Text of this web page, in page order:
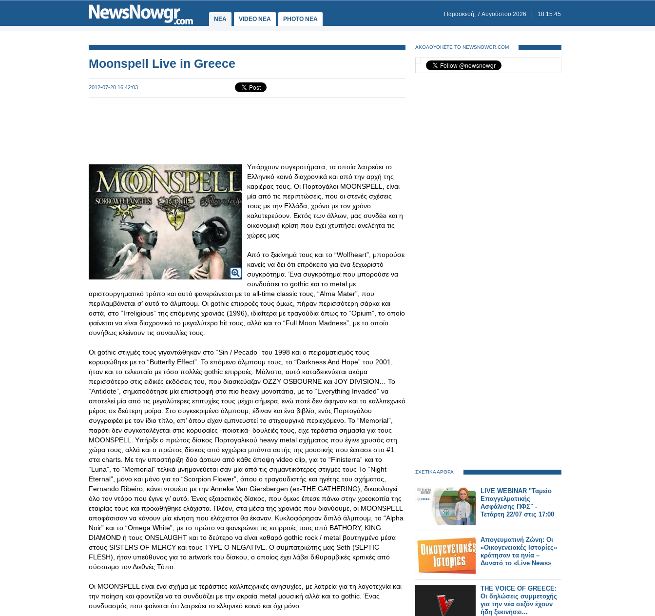
ΝΕΑ VIDEO NEA PHOTO NEA
Παρασκευή, 7 Αυγούστου 2026 18:15:46
Moonspell Live in Greece
2012-07-20 16:42:03
Υπάρχουν συγκροτήματα, τα οποία λατρεύει το
Ελληνικό κοινό διαχρονικά και από την αρχή της
καριέρας τους. Οι Πορτογάλοι MOONSPELL, είναι
μία από τις περιπτώσεις, που οι στενές σχέσεις
τους με την Ελλάδα, χρόνο με τον χρόνο
καλυτερεύουν. Εκτός των άλλων, μας συνδέει και η
οικονομική κρίση που έχει χτυπήσει ανελέητα τις
χώρες μας
Από το ξεκίνημά τους και το “Wolfheart”, μπορούσε
κανείς να δει ότι επρόκειτο για ένα ξεχωριστό
συγκρότημα. Ένα συγκρότημα που μπορούσε να
συνδυάσει το gothic και το metal με
αριστουργηματικό τρόπο και αυτό φανερώνεται με το all-time classic τους, “Alma Mater”, που
περιλαμβάνεται σ’ αυτό το άλμπουμ. Οι gothic επιρροές τους όμως, πήραν περισσότερη σάρκα και
οστά, στο “Irreligious” της επόμενης χρονιάς (1996), ιδιαίτερα με τραγούδια όπως το “Opium”, το οποίο
φαίνεται να είναι διαχρονικά το μεγαλύτερο hit τους, αλλά και το “Full Moon Madness”, με το οποίο
συνήθως κλείνουν τις συναυλίες τους.
Οι gothic στιγμές τους γιγαντώθηκαν στο “Sin / Pecado” του 1998 και ο πειραματισμός τους
κορυφώθηκε με το “Butterfly Effect”. Το επόμενο άλμπουμ τους, το “Darkness And Hope” του 2001,
ήταν και το τελευταίο με τόσο πολλές gothic επιρροές. Μάλιστα, αυτό καταδεικνύεται ακόμα
περισσότερο στις ειδικές εκδόσεις του, που διασκεύαζαν OZZY OSBOURNE και JOY DIVISION… Το
“Antidote”, σηματοδότησε μία επιστροφή στα πιο heavy μονοπάτια, με το “Everything Invaded” να
αποτελεί μία από τις μεγαλύτερες επιτυχίες τους μέχρι σήμερα, ενώ ποτέ δεν άφηναν και το καλλιτεχνικό
μέρος σε δεύτερη μοίρα. Στο συγκεκριμένο άλμπουμ, έδιναν και ένα βιβλίο, ενός Πορτογάλου
συγγραφέα με τον ίδιο τίτλο, απ’ όπου είχαν εμπνευστεί το στιχουργικό περιεχόμενο. Το “Memorial”,
παρότι δεν συγκαταλέγεται στις κορυφαίες -ποιοτικά- δουλειές τους, είχε τεράστια σημασία για τους
MOONSPELL. Υπήρξε ο πρώτος δίσκος Πορτογαλικού heavy metal σχήματος που έγινε χρυσός στη
χώρα τους, αλλά και ο πρώτος δίσκος από εγχώρια μπάντα αυτής της μουσικής που έφτασε στο #1
στα charts. Με την υποστήριξη δύο άρτιων από κάθε άποψη video clip, για το “Finisterra” και το
“Luna”, το “Memorial” τελικά μνημονεύεται σαν μία από τις σημαντικότερες στιγμές τους Το “Night
Eternal”, μόνο και μόνο για το “Scorpion Flower”, όπου ο τραγουδιστής και ηγέτης του σχήματος,
Fernando Ribeiro, κάνει ντουέτο με την Anneke Van Giersbergen (ex-THE GATHERING), δικαιολογεί
όλο τον ντόρο που έγινε γι’ αυτό. Ένας εξαιρετικός δίσκος, που όμως έπεσε πάνω στην χρεοκοπία της
εταιρίας τους και προωθήθηκε ελάχιστα. Πλέον, στα μέσα της χρονιάς που διανύουμε, οι MOONSPELL
αποφάσισαν να κάνουν μία κίνηση που ελάχιστοι θα έκαναν. Κυκλοφόρησαν διπλό άλμπουμ, το “Alpha
Noir” και το “Omega White”, με το πρώτο να φανερώνει τις επιρροές τους από BATHORY, KING
DIAMOND ή τους ONSLAUGHT και το δεύτερο να είναι καθαρό gothic rock / metal βουτηγμένο μέσα
στους SISTERS OF MERCY και τους TYPE O NEGATIVE. Ο συμπατριώτης μας Seth (SEPTIC
FLESH), ήταν υπεύθυνος για το artwork του δίσκου, ο οποίος έχει λάβει διθυραμβικές κριτικές από
σύσσωμο τον Διεθνές Τύπο.
Οι MOONSPELL είναι ένα σχήμα με τεράστιες καλλιτεχνικές ανησυχίες, με λατρεία για τη λογοτεχνία και
την ποίηση και φροντίζει να τα συνδυάζει με την ακραία metal μουσική αλλά και το gothic. Ένας
συνδυασμός που φαίνεται ότι λατρεύει το ελληνικό κοινό και όχι μόνο.
ΑΚΟΛΟΥΘΗΣΤΕ ΤΟ NEWSNOWGR.COM
ΣΧΕΤΙΚΑ ΑΡΘΡΑ
LIVE WEBINAR "Ταμείο
Επαγγελματικής
Ασφάλισης ΠΦΣ" -
Τετάρτη 22/07 στις 17:00
Απογευματινή Ζώνη: Οι
«Οικογενειακές Ιστορίες»
κράτησαν τα ηνία –
Δυνατό το «Live News»
THE VOICE OF GREECE:
Οι δηλώσεις συμμετοχής
για την νέα σεζόν έχουν
ήδη ξεκινήσει...